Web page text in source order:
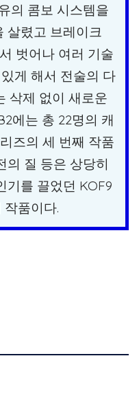
의 콤보 시스템을
살렸고 브레이크
벗어나 여러 기술
게 해서 전술의 다
삭제 없이 새로운
에는 총 22명의 캐
즈의 세 번째 작품
의 질 등은 상당히
기를 끌었던 KOF9
품이다.